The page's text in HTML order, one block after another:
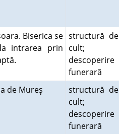
Biserica se
intrarea prin
structură de
cult;
descoperire
funerară
de Mureş
structură de
cult;
descoperire
funerară